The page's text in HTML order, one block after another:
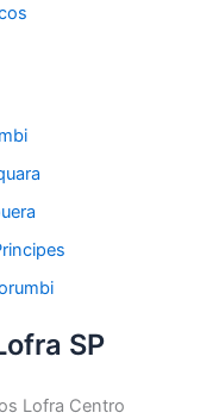
SP
Lofra Centro